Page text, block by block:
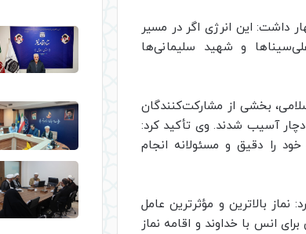
داشت: این انرژی اگر در مسیر
و شهید سلیمانی‌ها
بخشی از مشارکت‌کنندگان
آسیب شدند. وی تأکید کرد:
را دقیق و مسئولانه انجام
بالاترین و مؤثرترین عامل
انس با خداوند و اقامه نماز